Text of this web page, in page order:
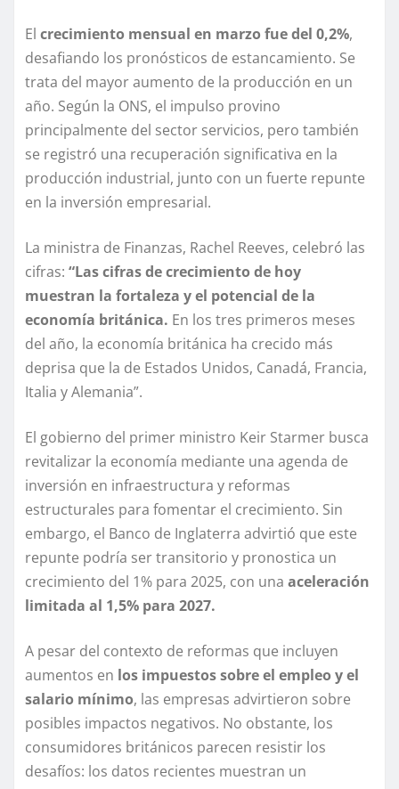
El crecimiento mensual en marzo fue del 0,2%,
desafiando los pronósticos de estancamiento. Se
trata del mayor aumento de la producción en un
año. Según la ONS, el impulso provino
principalmente del sector servicios, pero también
se registró una recuperación significativa en la
producción industrial, junto con un fuerte repunte
en la inversión empresarial.
La ministra de Finanzas, Rachel Reeves, celebró las
cifras: “Las cifras de crecimiento de hoy
muestran la fortaleza y el potencial de la
economía británica. En los tres primeros meses
del año, la economía británica ha crecido más
deprisa que la de Estados Unidos, Canadá, Francia,
Italia y Alemania”.
El gobierno del primer ministro Keir Starmer busca
revitalizar la economía mediante una agenda de
inversión en infraestructura y reformas
estructurales para fomentar el crecimiento. Sin
embargo, el Banco de Inglaterra advirtió que este
repunte podría ser transitorio y pronostica un
crecimiento del 1% para 2025, con una aceleración
limitada al 1,5% para 2027.
A pesar del contexto de reformas que incluyen
aumentos en los impuestos sobre el empleo y el
salario mínimo, las empresas advirtieron sobre
posibles impactos negativos. No obstante, los
consumidores británicos parecen resistir los
desafíos: los datos recientes muestran un